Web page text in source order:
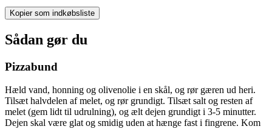
Kopier som indkøbsliste
Sådan gør du
Pizzabund
Hæld vand, honning og olivenolie i en skål, og rør gæren ud heri.
Tilsæt halvdelen af melet, og rør grundigt. Tilsæt salt og resten af
melet (gem lidt til udrulning), og ælt dejen grundigt i 3-5 minutter.
Dejen skal være glat og smidig uden at hænge fast i fingrene. Kom